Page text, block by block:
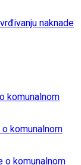
naknade
komunalnom
komunalnom
o komunalnom